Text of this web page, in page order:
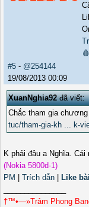
#5 - @254144
19/08/2013 00:09
XuanNghia92đã viết:
Chắc tham gia
tuc/tham-gia-kh ... k-
K phải đâu a Nghĩa.
(Nokia 5800d-1)
PM
Trích dẫn Like
†™•—»Trảm Phong